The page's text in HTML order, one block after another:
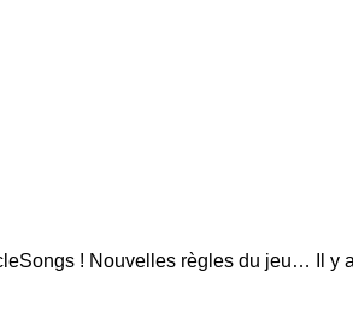
! Nouvelles règles du jeu… Il y